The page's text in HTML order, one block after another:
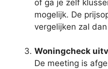
of ga je zelf
mogelijk. De
vergelijken zal
Woningcheck
De meeting is